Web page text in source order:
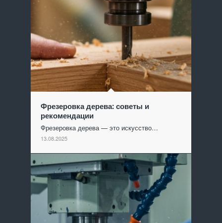
Фрезеровка дерева: советы и
рекомендации
Фрезеровка дерева — это искусство…
13.08.2025